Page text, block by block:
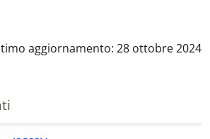
aggiornamento: 28 ottobre 2024